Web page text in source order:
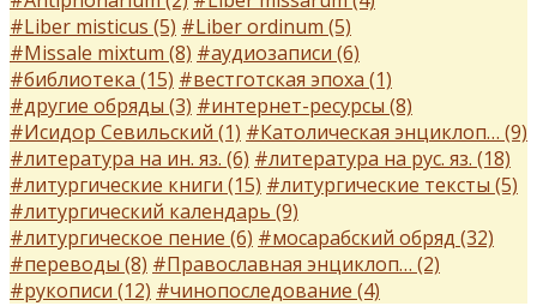
#Liber misticus (5) #Liber ordinum (5)
#Missale mixtum (8) #аудиозаписи (6)
#библиотека (15) #вестготская эпоха (1)
#другие обряды (3) #интернет-ресурсы (8)
#Исидор Севильский (1) #Католическая энциклоп… (9)
#литература на ин. яз. (6) #литература на рус. яз. (18)
#литургические книги (15) #литургические тексты (5)
#литургический календарь (9)
#литургическое пение (6) #мосарабский обряд (32)
#переводы (8) #Православная энциклоп… (2)
#рукописи (12) #чинопоследование (4)